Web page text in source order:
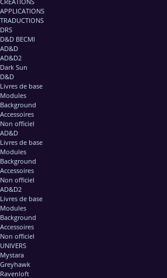
APPLICATIONS
TRADUCTIONS
DRS
D&D BECMI
AD&D
AD&D2
Dark Sun
D&D
Livres de base
Modules
Background
Accessoires
Non officiel
AD&D
Livres de base
Modules
Background
Accessoires
Non officiel
AD&D2
Livres de base
Modules
Background
Accessoires
Non officiel
UNIVERS
Mystara
Greyhawk
Ravenloft